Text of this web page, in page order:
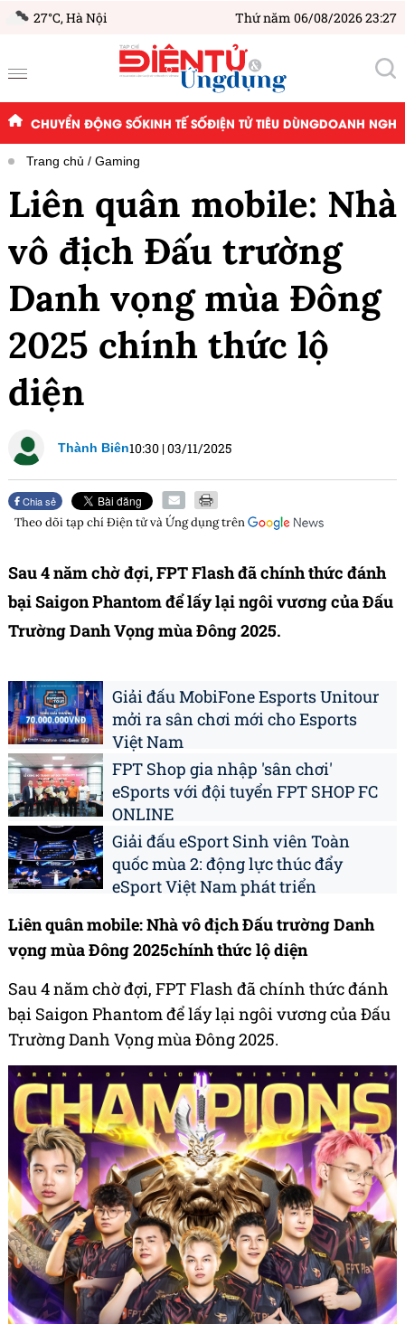
27°C,Hà Nội Thứ năm 06/08/2026 23:27
CHUYỂN ĐỘNG SỐKINH TẾ SỐĐIỆN TỬ TIÊU DÙNGDOANH
Trang chủ Gaming
Liên quân mobile: Nhà
vô địch Đấu trường
Danh vọng mùa Đông
2025 chính thức lộ
diện
Thành Biên10:30 |03/11/2025
Chia sẻ
Theo dõi tạp chíĐiện tử và Ứng dụngtrên
Sau 4 năm chờ đợi, FPT Flash đã chính thức đánh
bại Saigon Phantom để lấy lại ngôi vương của Đấu
Trường Danh Vọng mùa Đông 2025.
Giải đấu MobiFone Esports Unitour
mởi ra sân chơi mới cho Esports
Việt Nam
FPT Shop gia nhập 'sân chơi'
eSports với đội tuyển FPT SHOP FC
ONLINE
Giải đấu eSport Sinh viên Toàn
quốc mùa 2: động lực thúc đẩy
eSport Việt Nam phát triển
Liên quân mobile: Nhà vô địch Đấu trường Danh
vọng mùa Đông 2025chính thức lộ diện
Sau 4 năm chờ đợi, FPT Flash đã chính thức đánh
bại Saigon Phantom để lấy lại ngôi vương của Đấu
Trường Danh Vọng mùa Đông 2025.